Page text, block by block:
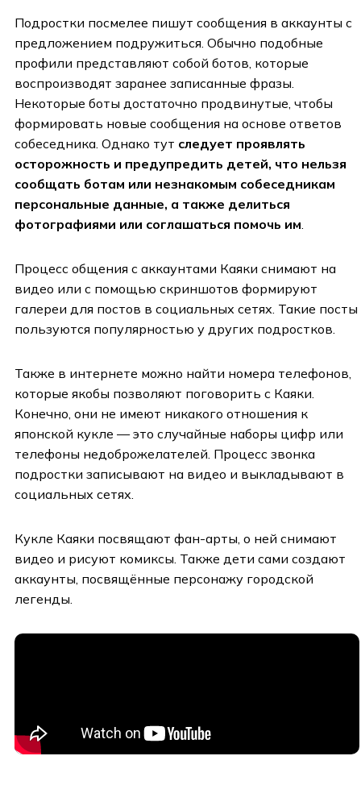
Подростки посмелее пишут сообщения в аккаунты с
предложением подружиться. Обычно подобные
профили представляют собой ботов, которые
воспроизводят заранее записанные фразы.
Некоторые боты достаточно продвинутые, чтобы
формировать новые сообщения на основе ответов
собеседника. Однако тут следует проявлять
осторожность и предупредить детей, что нельзя
сообщать ботам или незнакомым собеседникам
персональные данные, а также делиться
фотографиями или соглашаться помочь им
Процесс общения с аккаунтами Каяки снимают на
видео или с помощью скриншотов формируют
галереи для постов в социальных сетях. Такие посты
пользуются популярностью у других подростков.
Также в интернете можно найти номера телефонов,
которые якобы позволяют поговорить с Каяки.
Конечно, они не имеют никакого отношения к
японской кукле — это случайные наборы цифр или
телефоны недоброжелателей. Процесс звонка
подростки записывают на видео и выкладывают в
социальных сетях.
Кукле Каяки посвящают фан-арты, о ней снимают
видео и рисуют комиксы. Также дети сами создают
аккаунты, посвящённые персонажу городской
легенды.